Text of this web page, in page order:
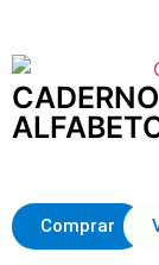
Comprar